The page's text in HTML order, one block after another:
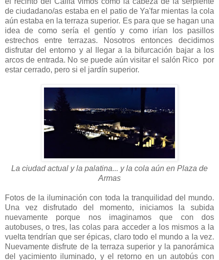
de ciudadano/as estaba en el patio de Ya'far mientas la cola
aún estaba en la terraza superior. Es para que se hagan una
idea de como sería el gentío y como irían los pasillos
estrechos entre terrazas. Nosotros entonces decidimos
disfrutar del entorno y al llegar a la bifurcación bajar a los
arcos de entrada. No se puede aún visitar el salón Rico por
estar cerrado, pero si el jardín superior.
La ciudad actual y la palatina... y la cola aún en Plaza de
Armas
Fotos de la iluminación con toda la tranquilidad del mundo.
Una vez disfrutado del momento, iniciamos la subida
nuevamente porque nos imaginamos que con dos
autobuses, o tres, las colas para acceder a los mismos a la
vuelta tendrían que ser épicas, claro todo el mundo a la vez.
Nuevamente disfrute de la terraza superior y la panorámica
del yacimiento iluminado, y el retorno en un autobús con